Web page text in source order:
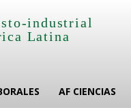
industrial
Latina
AF CIENCIAS